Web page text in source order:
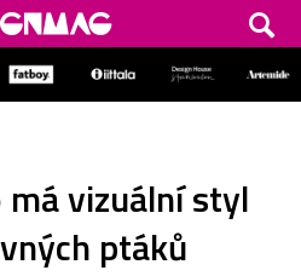
má vizuální styl
ptáků